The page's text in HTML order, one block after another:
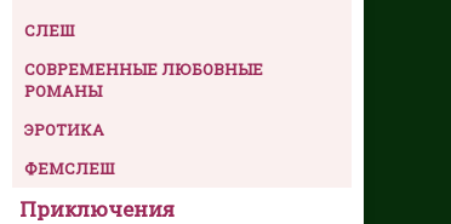
СЛЕШ
СОВРЕМЕННЫЕ ЛЮБОВНЫЕ
РОМАНЫ
ЭРОТИКА
ФЕМСЛЕШ
Приключения